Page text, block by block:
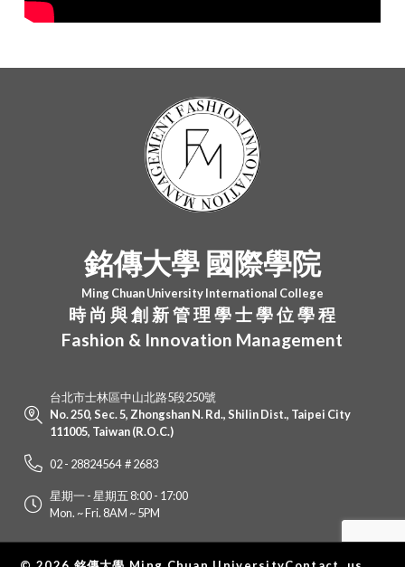
銘傳大學 國際學院
Ming Chuan University International College
時 尚 與 創 新 管 理 學 士 學 位 學 程
Fashion & Innovation Management
台北市士林區中山北路5段250號
No. 250, Sec. 5, Zhongshan N. Rd., Shilin Dist., Taipei City
111005, Taiwan (R.O.C.)
02 - 28824564 # 2683
星期一 - 星期五 8:00 - 17:00
Mon. ~ Fri. 8AM ~ 5PM